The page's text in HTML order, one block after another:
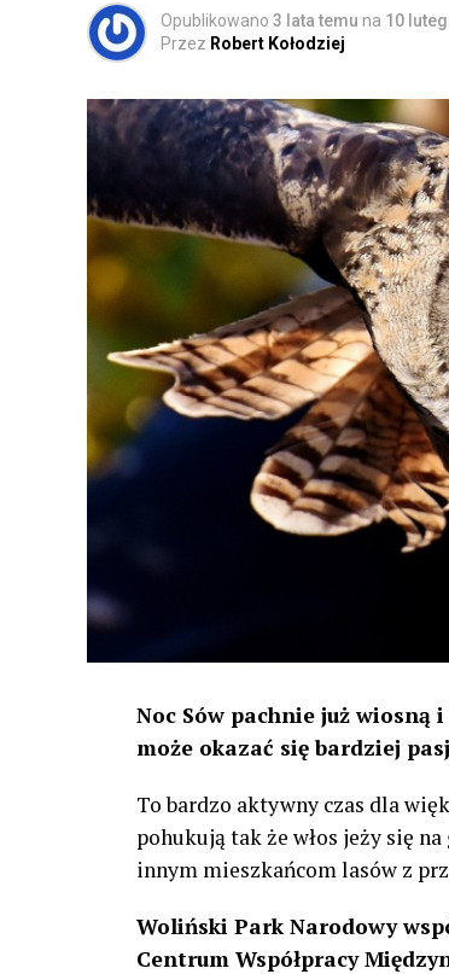
Opublikowano 3 lata temu na 10
Przez Robert Kołodziej
Noc Sów pachnie już wiosną
może okazać się bardziej
To bardzo aktywny czas dla
pohukują tak że włos jeży się
innym mieszkańcom lasów z
Woliński Park Narodowy
Centrum Współpracy